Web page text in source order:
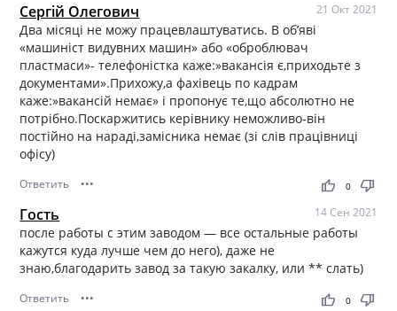
Сергій Олегович 21 Окт 2021
Два місяці не можу працевлаштуватись. В об’яві
«машиніст видувних машин» або «оброблювач
пластмаси»- телефоністка каже:»вакансія є,приходьте з
документами».Прихожу,а фахівець по кадрам
каже:»вакансій немає» і пропонує те,що абсолютно не
потрібно.Поскаржитись керівнику неможливо-він
постійно на нараді,замісника немає (зі слів працівниці
офісу)
Ответить ••• thumb_up thumb_down
0
Гость 14 Сен 2021
после работы с этим заводом — все остальные работы
кажутся куда лучше чем до него), даже не
знаю,благодарить завод за такую закалку, или ** слать)
Ответить ••• thumb_up thumb_down
0